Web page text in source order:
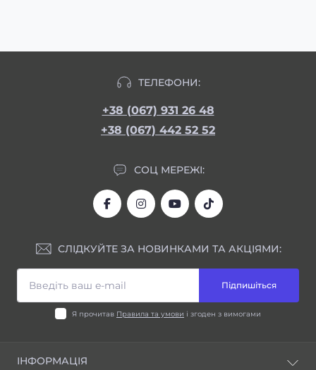
ТЕЛЕФОНИ:
+38 (067) 931 26 48
+38 (067) 442 52 52
СОЦ МЕРЕЖІ:
СЛІДКУЙТЕ ЗА НОВИНКАМИ ТА АКЦІЯМИ:
Підпишіться
Я прочитав Правила та умови і згоден з вимогами
ІНФОРМАЦІЯ